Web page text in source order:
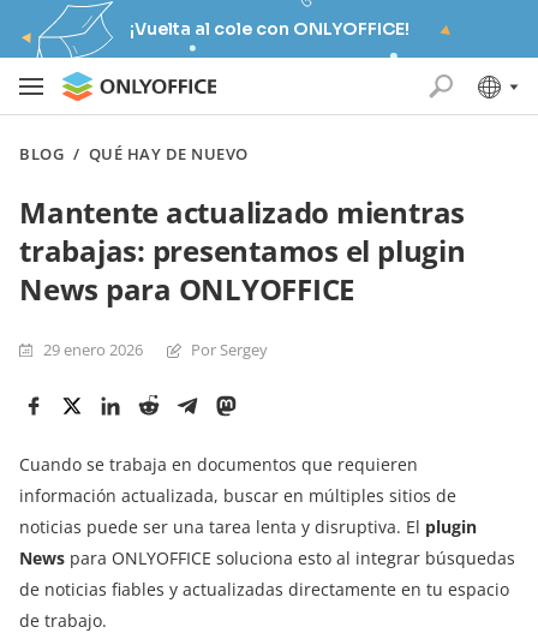
¡Vuelta al cole con ONLYOFFICE!
BLOG / QUÉ HAY DE NUEVO
Mantente actualizado mientras
trabajas: presentamos el plugin
News para ONLYOFFICE
29 enero 2026 Por Sergey
Cuando se trabaja en documentos que requieren
información actualizada, buscar en múltiples sitios de
noticias puede ser una tarea lenta y disruptiva. El plugin
News para ONLYOFFICE soluciona esto al integrar búsquedas
de noticias fiables y actualizadas directamente en tu espacio
de trabajo.